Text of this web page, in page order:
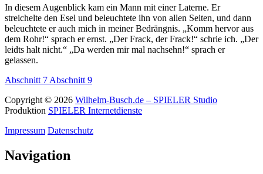
In diesem Augenblick kam ein Mann mit einer Laterne. Er
streichelte den Esel und beleuchtete ihn von allen Seiten, und dann
beleuchtete er auch mich in meiner Bedrängnis. „Komm hervor aus
dem Rohr!“ sprach er ernst. „Der Frack, der Frack!“ schrie ich. „Der
leidts halt nicht.“ „Da werden mir mal nachsehn!“ sprach er
gelassen.
Abschnitt 7 Abschnitt 9
Copyright © 2026 Wilhelm-Busch.de – SPIELER Studio
Produktion SPIELER Internetdienste
Impressum Datenschutz
Navigation